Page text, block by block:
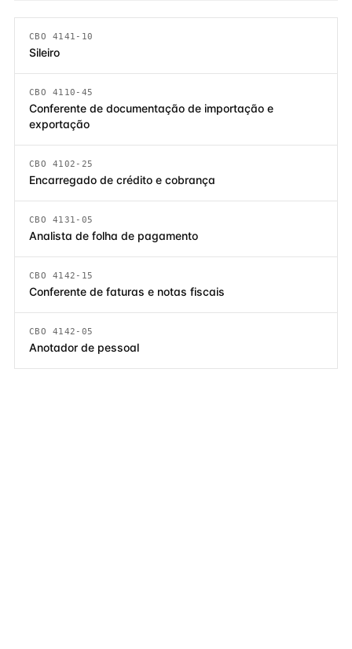
CBO 4141-10
Sileiro
CBO 4110-45
Conferente de documentação de importação e
exportação
CBO 4102-25
Encarregado de crédito e cobrança
CBO 4131-05
Analista de folha de pagamento
CBO 4142-15
Conferente de faturas e notas fiscais
CBO 4142-05
Anotador de pessoal